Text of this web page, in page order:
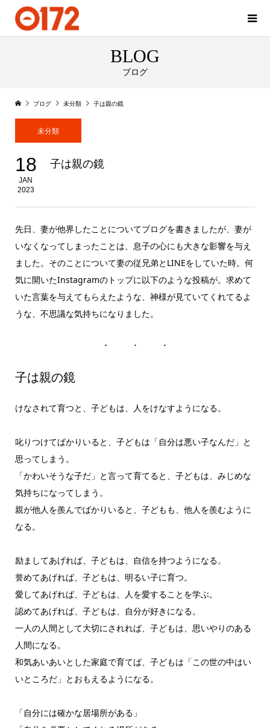
BLOG
ブログ
ブログ 未分類 子は親の鏡
未分類
18
JAN
2023
子は親の鏡
先日、妻が他界したことについてブログを書きましたが、妻が
いなくなってしまったことは、息子の心にも大きな影響を与え
ました。そのことについて妻の従兄弟とLINEをしていた時。何
気に開いたInstagramのトップに以下のような投稿が。求めて
いた言葉を与えてもらえたような、神様が見ていてくれてるよ
うな、不思議な気持ちになりました。
子は親の鏡
けなされて育つと、子どもは、人をけなすようになる。
叱りつけてばかりいると、子どもは「自分は悪い子なんだ」と
思ってしまう。
「かわいそうな子だ」と言って育てると、子どもは、みじめな
気持ちになってしまう。
親が他人を羨んでばかりいると、子どもも、他人を羨むように
なる。
励ましてあげれば、子どもは、自信を持つようになる。
誉めてあげれば、子どもは、明るい子に育つ。
愛してあげれば、子どもは、人を愛することを学ぶ。
認めてあげれば、子どもは、自分が好きになる。
一人の人間として大切にされれば、子どもは、思いやりのある
人間になる。
和気あいあいとした家庭で育てば、子どもは「この世の中はい
いところだ」とおもえるようになる。
「自分には確かな居場所がある」